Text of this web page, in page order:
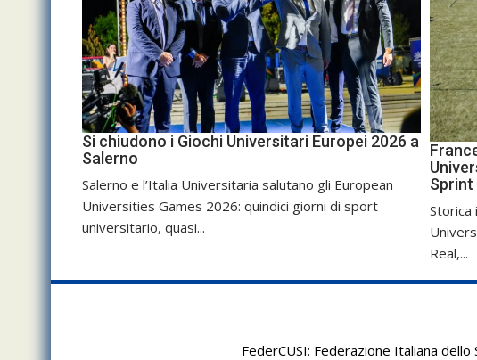
Si chiudono i Giochi Universitari Europei 2026 a
Salerno
Salerno e l’Italia Universitaria salutano gli European
Universities Games 2026: quindici giorni di sport
universitario, quasi...
Sprint
Storica
Real,...
FederCUSI: Federazione Italiana